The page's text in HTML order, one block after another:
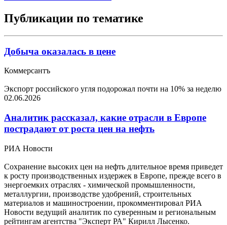
Публикации по тематике
Добыча оказалась в цене
Коммерсантъ
Экспорт российского угля подорожал почти на 10% за неделю
02.06.2026
Аналитик рассказал, какие отрасли в Европе
пострадают от роста цен на нефть
РИА Новости
Сохранение высоких цен на нефть длительное время приведет
к росту производственных издержек в Европе, прежде всего в
энергоемких отраслях - химической промышленности,
металлургии, производстве удобрений, строительных
материалов и машиностроении, прокомментировал РИА
Новости ведущий аналитик по суверенным и региональным
рейтингам агентства "Эксперт РА" Кирилл Лысенко.